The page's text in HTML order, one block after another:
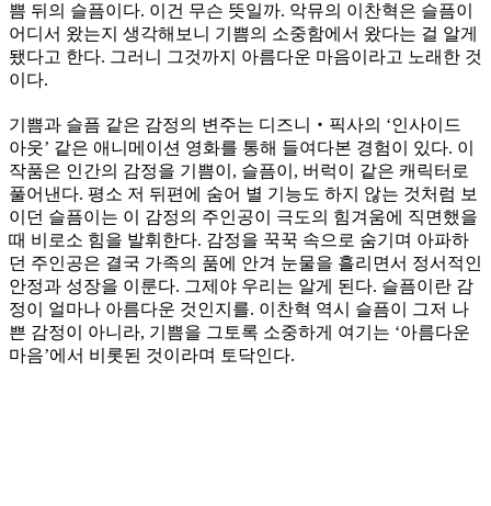
쁨 뒤의 슬픔이다. 이건 무슨 뜻일까. 악뮤의 이찬혁은 슬픔이
어디서 왔는지 생각해보니 기쁨의 소중함에서 왔다는 걸 알게
됐다고 한다. 그러니 그것까지 아름다운 마음이라고 노래한 것
이다.
기쁨과 슬픔 같은 감정의 변주는 디즈니‧픽사의 ‘인사이드
아웃’ 같은 애니메이션 영화를 통해 들여다본 경험이 있다. 이
작품은 인간의 감정을 기쁨이, 슬픔이, 버럭이 같은 캐릭터로
풀어낸다. 평소 저 뒤편에 숨어 별 기능도 하지 않는 것처럼 보
이던 슬픔이는 이 감정의 주인공이 극도의 힘겨움에 직면했을
때 비로소 힘을 발휘한다. 감정을 꾹꾹 속으로 숨기며 아파하
던 주인공은 결국 가족의 품에 안겨 눈물을 흘리면서 정서적인
안정과 성장을 이룬다. 그제야 우리는 알게 된다. 슬픔이란 감
정이 얼마나 아름다운 것인지를. 이찬혁 역시 슬픔이 그저 나
쁜 감정이 아니라, 기쁨을 그토록 소중하게 여기는 ‘아름다운
마음’에서 비롯된 것이라며 토닥인다.